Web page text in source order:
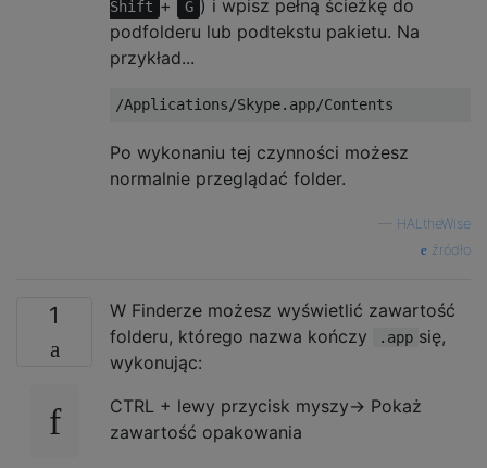
Shift + G ) i wpisz pełną ścieżkę do
podfolderu lub podtekstu pakietu. Na
przykład...
Po wykonaniu tej czynności możesz
normalnie przeglądać folder.
HALtheWise
źródło
1
W Finderze możesz wyświetlić zawartość
folderu, którego nazwa kończy
.app się,
wykonując:
CTRL + lewy przycisk myszy-> Pokaż
zawartość opakowania